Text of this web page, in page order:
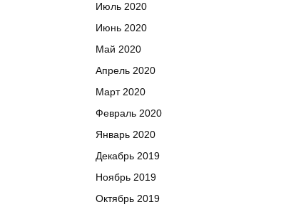
Июль 2020
Июнь 2020
Май 2020
Апрель 2020
Март 2020
Февраль 2020
Январь 2020
Декабрь 2019
Ноябрь 2019
Октябрь 2019